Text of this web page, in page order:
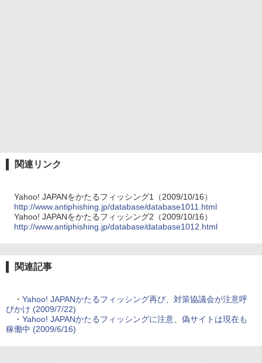
関連リンク
Yahoo! JAPANをかたるフィッシング1（2009/10/16）
http://www.antiphishing.jp/database/database1011.html
Yahoo! JAPANをかたるフィッシング2（2009/10/16）
http://www.antiphishing.jp/database/database1012.html
関連記事
・ Yahoo! JAPANかたるフィッシング再び、対策協議会が注意呼
びかけ (2009/7/22)
・ Yahoo! JAPANかたるフィッシングに注意、偽サイトは現在も
稼働中 (2009/6/16)